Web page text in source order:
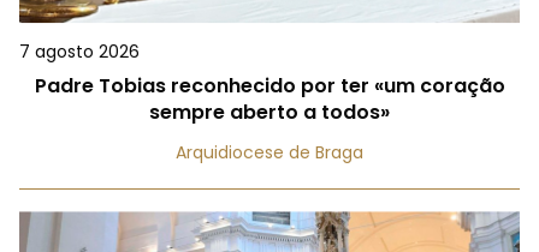
7 agosto 2026
Padre Tobias reconhecido por ter «um coração
sempre aberto a todos»
Arquidiocese de Braga